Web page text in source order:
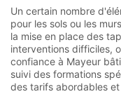
Un certain nombre
pour les sols ou les
la mise en place des
interventions difficiles,
confiance à Mayeur
suivi des formations
des tarifs abordables